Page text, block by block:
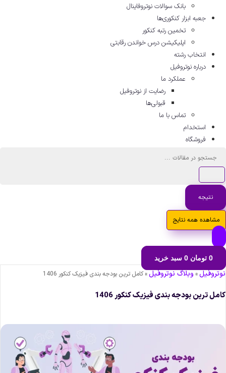
بانک سوالات نوتروفاینال
جعبه ابزار کنکوری‌ها
تخمین رتبه کنکور
اپلیکیشن درس خواندن رقابتی
انتخاب رشته
درباره نوتروفیل
عملکرد ما
رضایت از نوتروفیل
قبولی‌ها
تماس با ما
استخدام
فروشگاه
نتیجه
مشاهده همه نتایج
0 تومان 0 سبد خرید
»وبلاگ نوتروفیل»کامل ترین بودجه ‌بندی فیزیک کنکور 1406
ترین بودجه ‌بندی فیزیک کنکور 1406